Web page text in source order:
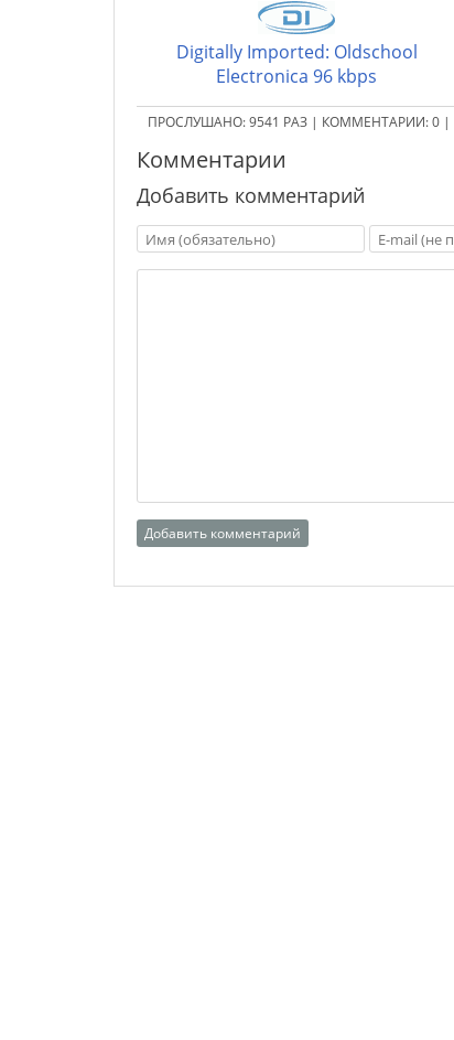
Digitally Imported: Oldschool
Electronica 96 kbps
ПРОСЛУШАНО:9541 РАЗ | КОММЕНТАРИИ:0 |
Комментарии
Добавить комментарий